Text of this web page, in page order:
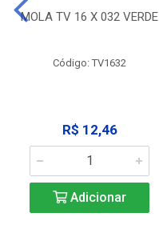
MOLA TV 16 X 032 VERDE
Código: TV1632
R$ 12,46
Adicionar